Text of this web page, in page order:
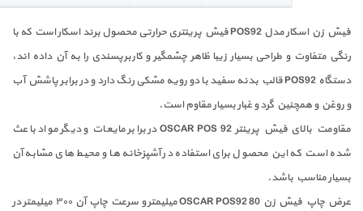
فیش زن اسکار مدل POS92 فیش پرینتری حرارتی محصول برند اسکار است که با
رنگی متفاوت و طراحی بسیار زیبا ظاهر چشمگیر و کاربرپسندی را به آن داده اند،
دستگاه POS92 قالب بدنه سفید با دو رویه مشکی رنگ دارد و در برابر پاشش آب
و روغن و همچنین گرد و غبار بسیار مقاوم است.
مقاومت بالای فیش پرینتر OSCAR POS 92 در برابر مایعات و دیگر مواد باعث
شده است که این محصول برای استفاده در آشپزخانه ها و محیط های مشابه آن
بسیار مناسب باشد.
عرض چاپ فیش زن OSCAR POS92 80 میلیمتر و سرعت چاپ آن ۳۰۰ میلیمتر در